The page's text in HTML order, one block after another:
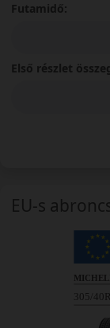
Futamidő:
Első részlet
EU-s